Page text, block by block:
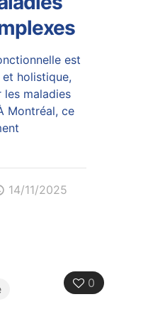
est
holistique,
les maladies
Montréal, ce
14/11/2025
0